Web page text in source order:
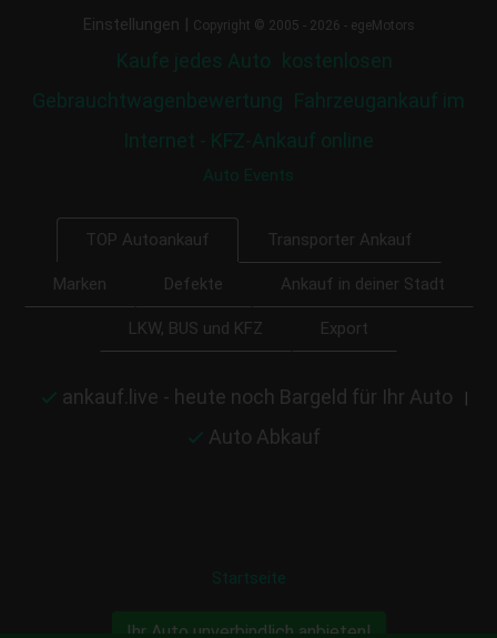
Einstellungen | Copyright © 2005 - 2026 - egeMotors
Kaufe jedes Auto kostenlosen
Gebrauchtwagenbewertung Fahrzeugankauf im
Internet - KFZ-Ankauf online
Auto Events
TOP Autoankauf Transporter Ankauf
Marken Defekte Ankauf in deiner Stadt
LKW, BUS und KFZ Export
ankauf.live - heute noch Bargeld für Ihr Auto |
Auto Abkauf
Startseite
Ihr Auto unverbindlich anbieten!